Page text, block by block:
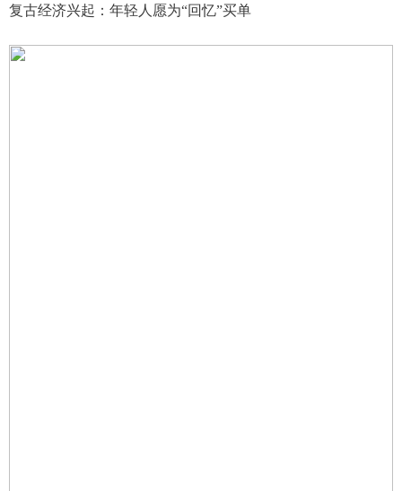
复古经济兴起：年轻人愿为“回忆”买单